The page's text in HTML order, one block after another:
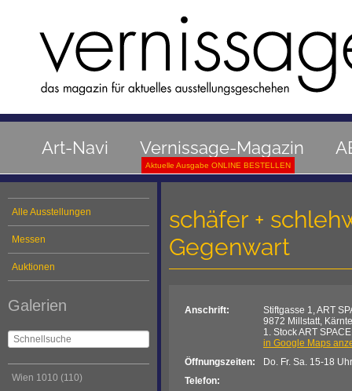
Art-Navi Vernissage-Magazin
Aktuelle Ausgabe ONLINE BESTELLEN
Alle Ausstellungen
Messen
Auktionen
Galerien
Wien 1010 (110)
schäfer +
Gegenwart
Anschrift:
Stiftgasse 1, ART
9872 Millstatt,
1. Stock ART
in Google Maps
Öffnungszeiten:
Do. Fr. Sa. 15-18
Telefon: